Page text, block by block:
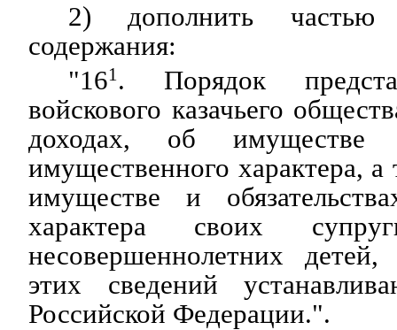
2) дополнить
содержания:
"161 . Порядок
войскового казачьего
доходах, об имуществе и
имущественного характера,
имуществе и
характера своих
несовершеннолетних
этих сведений
Российской Федерации.".